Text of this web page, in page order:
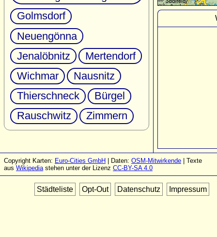
Golmsdorf
Neuengönna
Jenalöbnitz
Mertendorf
Wichmar
Nausnitz
Thierschneck
Bürgel
Rauschwitz
Zimmern
Copyright Karten: Euro-Cities GmbH | Daten: OSM-Mitwirkende | Texte
aus Wikipediastehen unter der Lizenz CC-BY-SA 4.0
Städteliste Opt-Out Datenschutz Impressum